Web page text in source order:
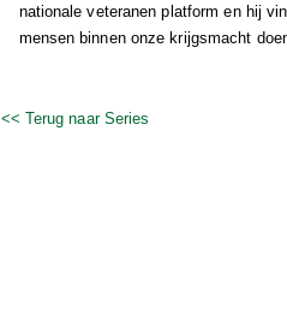
nationale veteranen platform en hij
mensen binnen onze krijgsmacht
<< Terug naar Series